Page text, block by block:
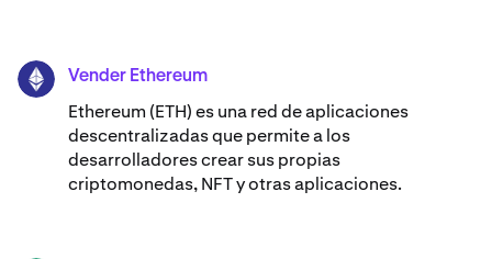
ETH Vender Ethereum
Ethereum (ETH) es una red de aplicaciones
descentralizadas que permite a los
desarrolladores crear sus propias
criptomonedas, NFT y otras aplicaciones.